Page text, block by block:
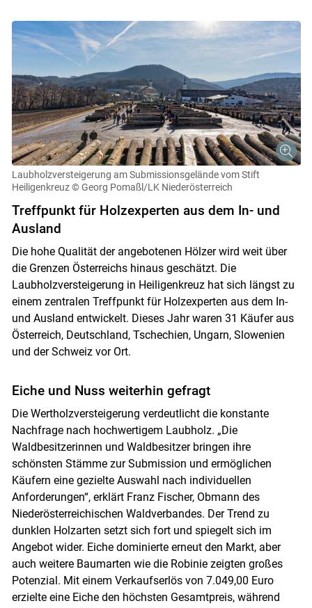
Laubholzversteigerung am Submissionsgelände vom Stift
Heiligenkreuz © Georg Pomaßl/LK Niederösterreich
Treffpunkt für Holzexperten aus dem In- und
Ausland
Die hohe Qualität der angebotenen Hölzer wird weit über
die Grenzen Österreichs hinaus geschätzt. Die
Laubholzversteigerung in Heiligenkreuz hat sich längst zu
einem zentralen Treffpunkt für Holzexperten aus dem In-
und Ausland entwickelt. Dieses Jahr waren 31 Käufer aus
Österreich, Deutschland, Tschechien, Ungarn, Slowenien
und der Schweiz vor Ort.
Eiche und Nuss weiterhin gefragt
Die Wertholzversteigerung verdeutlicht die konstante
Nachfrage nach hochwertigem Laubholz. „Die
Waldbesitzerinnen und Waldbesitzer bringen ihre
schönsten Stämme zur Submission und ermöglichen
Käufern eine gezielte Auswahl nach individuellen
Anforderungen“, erklärt Franz Fischer, Obmann des
Niederösterreichischen Waldverbandes. Der Trend zu
dunklen Holzarten setzt sich fort und spiegelt sich im
Angebot wider. Eiche dominierte erneut den Markt, aber
auch weitere Baumarten wie die Robinie zeigten großes
Potenzial. Mit einem Verkaufserlös von 7.049,00 Euro
erzielte eine Eiche den höchsten Gesamtpreis, während